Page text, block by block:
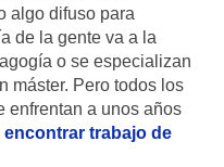
algo difuso para
de la gente va a la
o se especializan
máster. Pero todos los
enfrentan a unos años
encontrar trabajo de